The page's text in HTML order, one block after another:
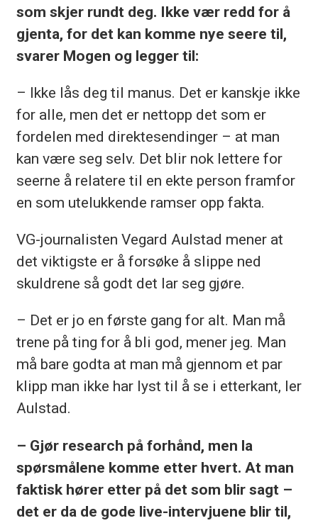
som skjer rundt deg. Ikke vær redd for å
gjenta, for det kan komme nye seere til,
svarer Mogen og legger til:
– Ikke lås deg til manus. Det er kanskje ikke
for alle, men det er nettopp det som er
fordelen med direktesendinger – at man
kan være seg selv. Det blir nok lettere for
seerne å relatere til en ekte person framfor
en som utelukkende ramser opp fakta.
VG-journalisten Vegard Aulstad mener at
det viktigste er å forsøke å slippe ned
skuldrene så godt det lar seg gjøre.
– Det er jo en første gang for alt. Man må
trene på ting for å bli god, mener jeg. Man
må bare godta at man må gjennom et par
klipp man ikke har lyst til å se i etterkant, ler
Aulstad.
– Gjør research på forhånd, men la
spørsmålene komme etter hvert. At man
faktisk hører etter på det som blir sagt –
det er da de gode live-intervjuene blir til,